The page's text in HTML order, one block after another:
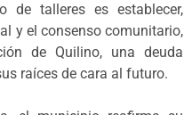
de talleres es establecer,
y el consenso comunitario,
de Quilino, una deuda
raíces de cara al futuro.